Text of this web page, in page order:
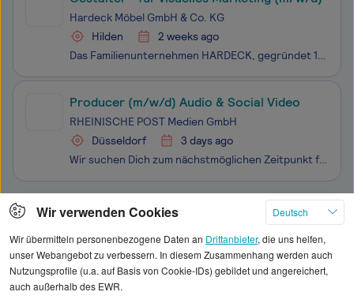
Hardeck Möbel GmbH & Co. KG
Hilden
2 weeks ago
Das Familienunternehmen HARDECK, gegründet 1937 in Bochum, ist mit vier Filialen in Bochum, Bramsche, Hilden und Senden sowie dem Online-Shop eins der größten und traditionsreichsten Möbelhäuser Deutschlands. Auf insgesamt mehr als 160.000 qm Verkaufsfläche präsentieren wir unseren Kunden eine Riese
Producer (m/w/d) Audio & Social Video
RHEINISCHE POST Medien GmbH
Düsseldorf
3 days ago
Wir suchen Dich zum nächstmöglichen Zeitpunkt für die RHEINISCHE POST Medien GmbH als Producer (m/w/d) Audio & Social Video Als breit aufgestelltes Unternehmen gibt die Rheinische Post Mediengruppe zahlreiche gedruckte und digitale Medien heraus. Unsere mehr als 3.000 Mitarbeiter:innen arbeiten
Klicken Sie hier, um weitere Angebote anzuzeigen
Wir verwenden Cookies
Deutsch
Wir übermitteln personenbezogene Daten an Drittanbieter, die uns helfen,
unser Webangebot zu verbessern. In diesem Zusammenhang werden auch
Nutzungsprofile (u.a. auf Basis von Cookie-IDs) gebildet und angereichert,
auch außerhalb des EWR.